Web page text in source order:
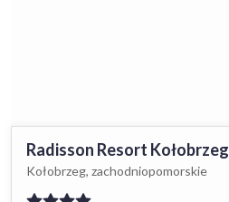
Radisson Resort Kołobrzeg
Kołobrzeg, zachodniopomorskie